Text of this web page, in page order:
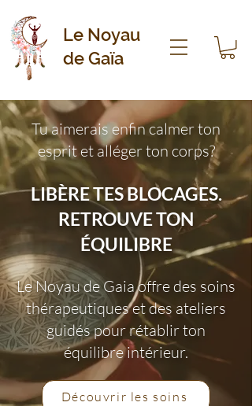
Le Noyau
de Gaïa
Tu aimerais enfin calmer ton
esprit et alléger ton corps?
LIBÈRE TES BLOCAGES.
RETROUVE TON
ÉQUILIBRE
Le Noyau de Gaia offre des soins
thérapeutiques et des ateliers
guidés pour rétablir ton
équilibre intérieur.
Découvrir les soins